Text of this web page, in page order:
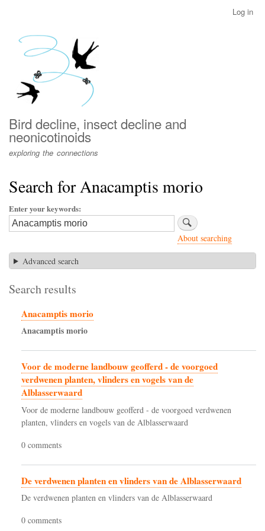
menu
Log in
Bird decline, insect decline and
neonicotinoids
exploring the connections
Search for Anacamptis morio
Enter your keywords
About searching
Advanced search
Search results
Anacamptis morio
Anacamptismorio
Voor de moderne landbouw geofferd - de voorgoed
verdwenen planten, vlinders en vogels van de
Alblasserwaard
Voor de moderne landbouw geofferd - de voorgoed verdwenen
planten, vlinders en vogels van de Alblasserwaard
0 comments
De verdwenen planten en vlinders van de Alblasserwaard
De verdwenen planten en vlinders van de Alblasserwaard
0 comments